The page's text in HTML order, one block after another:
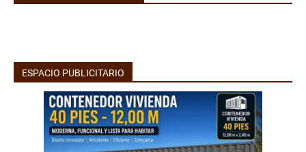
ESPACIO PUBLICITARIO